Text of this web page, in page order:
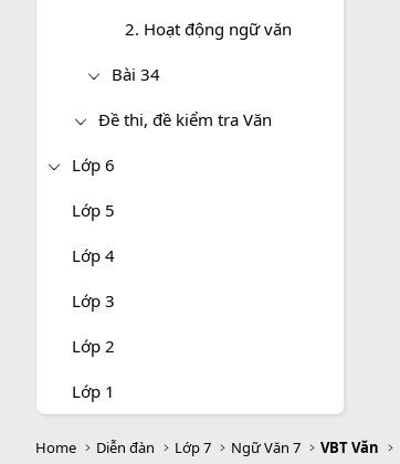
2. Hoạt động ngữ văn
Bài 34
Đề thi, đề kiểm tra Văn
Lớp 6
Lớp 5
Lớp 4
Lớp 3
Lớp 2
Lớp 1
Home Diễn đàn Lớp 7 Ngữ Văn 7 VBT Văn